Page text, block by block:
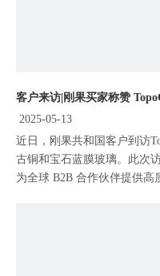
2025-05-13
近日，刚果共和国客户到访
古铜和宝石蓝膜玻璃。此次
为全球 B2B 合作伙伴提供高